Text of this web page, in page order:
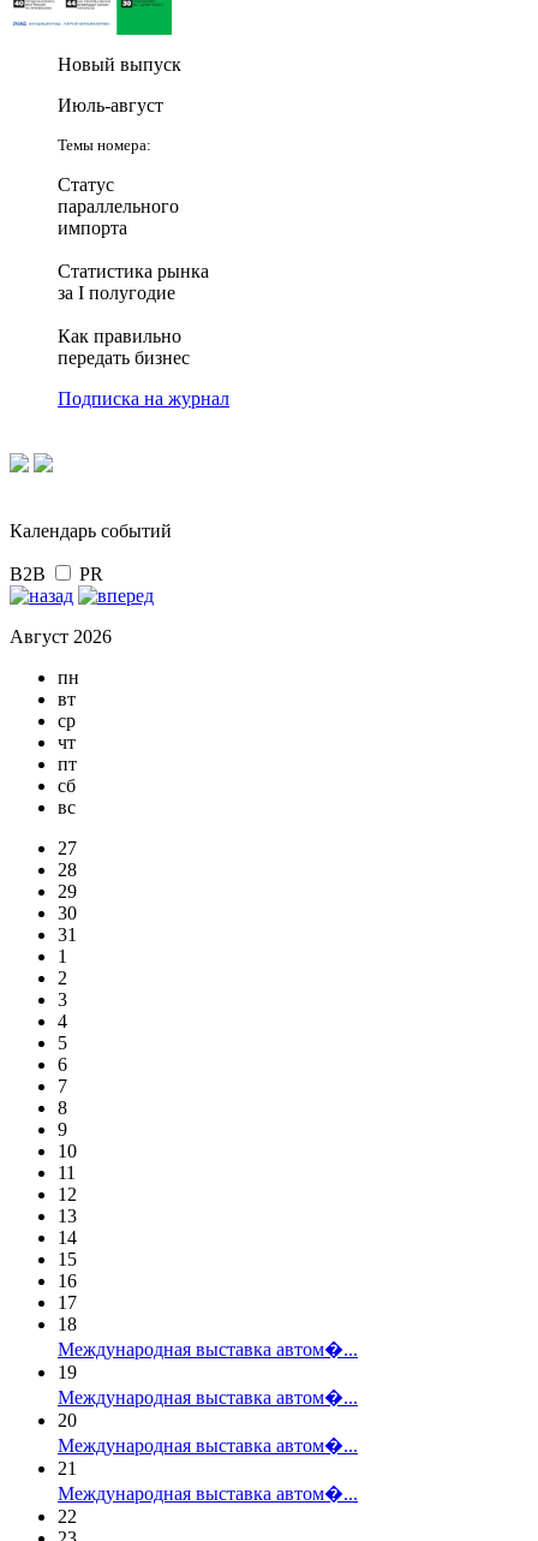
Новый выпуск
Июль-август
Темы номера:
Статус
параллельного
импорта
Статистика рынка
за I полугодие
Как правильно
передать бизнес
Подписка на журнал
Календарь событий
B2B PR
Август 2026
пн
вт
ср
чт
пт
сб
вс
27
28
29
30
31
1
2
3
4
5
6
7
8
9
10
11
12
13
14
15
16
17
18
Международная выставка автом�...
19
Международная выставка автом�...
20
Международная выставка автом�...
21
Международная выставка автом�...
22